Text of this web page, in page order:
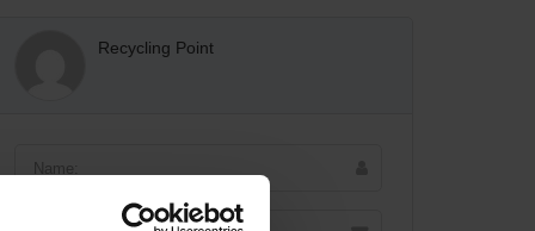
Recycling Point